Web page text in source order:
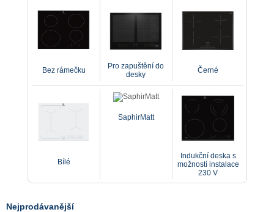
Bez rámečku
Pro zapuštění do
desky
Černé
Bílé
SaphirMatt
Indukční deska s
možností instalace
230 V
Nejprodávanější